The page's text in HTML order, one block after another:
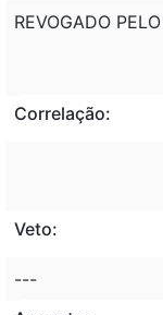
REVOGADO
Correlação:
Veto:
---